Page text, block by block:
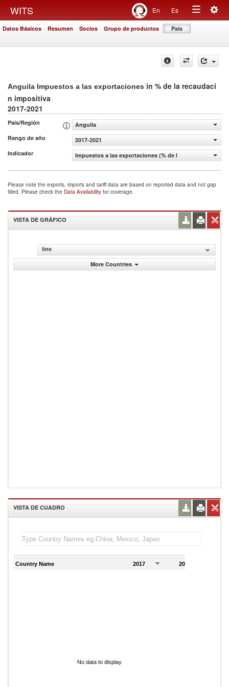
WITS En Es
Toggle
Datos Básicos Resumen Socios Grupo de productos País
Anguila Impuestos a las exportaciones in % de la recaudaci
n impositiva
2017-2021
País/Región
Anguila
Rango de año
2017-2021
Indicador
Impuestos a las exportaciones (% de la recaudaci n
Please note the exports, imports and tariff data are based on reported data and not gap
filled. Please check the Data Availability for coverage.
VISTA DE GRÁFICO
line
More Countries
VISTA DE CUADRO
Country Name 2017 2018
No data to display